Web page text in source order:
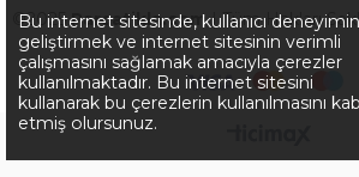
©2025Parcatikla.com| Tüm Hakları
Bu internet sitesinde, kullanıcı
geliştirmek ve internet sitesinin verimli
çalışmasını sağlamak amacıyla çerezler
kullanılmaktadır. Bu internet sitesini
kullanarak bu çerezlerin kullanılmasını
etmiş olursunuz.